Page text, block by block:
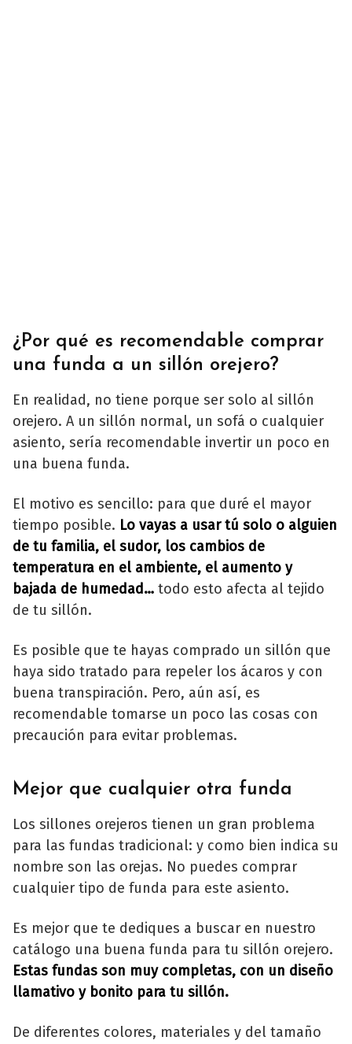
¿Por qué es recomendable comprar
una funda a un sillón orejero?
En realidad, no tiene porque ser solo al sillón
orejero. A un sillón normal, un sofá o cualquier
asiento, sería recomendable invertir un poco en
una buena funda.
El motivo es sencillo: para que duré el mayor
tiempo posible. Lo vayas a usar tú solo o alguien
de tu familia, el sudor, los cambios de
temperatura en el ambiente, el aumento y
bajada de humedad… todo esto afecta al tejido
de tu sillón.
Es posible que te hayas comprado un sillón que
haya sido tratado para repeler los ácaros y con
buena transpiración. Pero, aún así, es
recomendable tomarse un poco las cosas con
precaución para evitar problemas.
Mejor que cualquier otra funda
Los sillones orejeros tienen un gran problema
para las fundas tradicional: y como bien indica su
nombre son las orejas. No puedes comprar
cualquier tipo de funda para este asiento.
Es mejor que te dediques a buscar en nuestro
catálogo una buena funda para tu sillón orejero.
Estas fundas son muy completas, con un diseño
llamativo y bonito para tu sillón.
De diferentes colores, materiales y del tamaño